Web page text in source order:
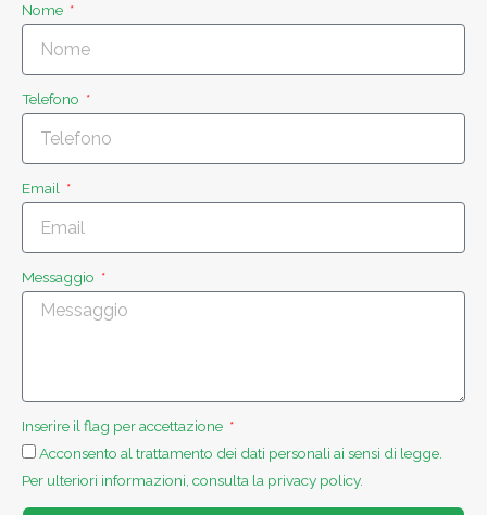
Nome
Telefono
Email
Messaggio
Inserire il flag per accettazione
Acconsento al trattamento dei dati personali ai sensi di legge.
Per ulteriori informazioni, consulta la privacy policy.